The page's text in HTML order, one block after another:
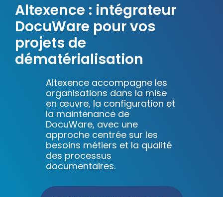
Altexence : intégrateur
DocuWare pour vos
projets de
dématérialisation
Altexence accompagne les
organisations dans la mise
en œuvre, la configuration et
la maintenance de
DocuWare, avec une
approche centrée sur les
besoins métiers et la qualité
des processus
documentaires.